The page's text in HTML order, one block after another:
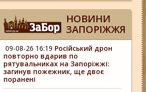
НОВИНИ
ЗАПОРІЖЖЯ
09-08-26 16:19 Російський дрон
повторно вдарив по
рятувальниках на Запоріжжі:
загинув пожежник, ще двоє
поранені